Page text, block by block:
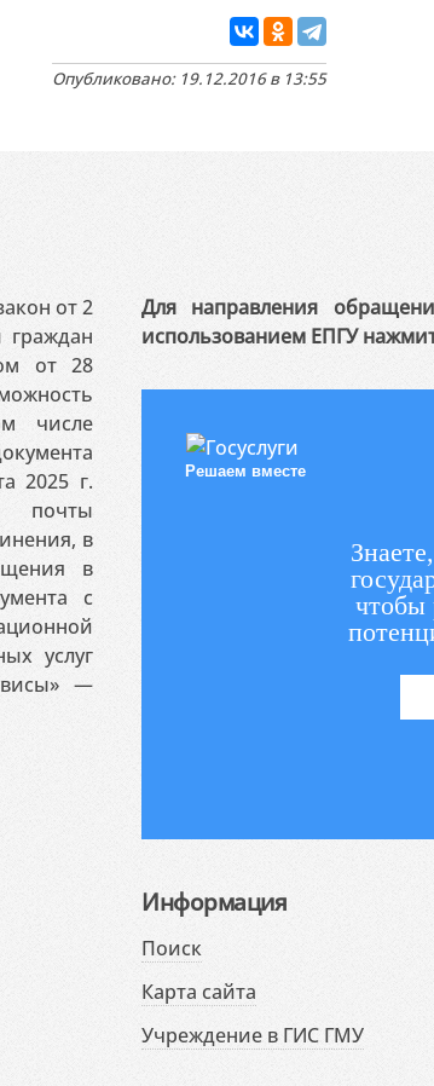
Опубликовано: 19.12.2016 в 13:55
от 2
от 28
числе
2025 г.
почты
в
в
с
услуг
—
Для направления
использованием ЕПГУ
Решаем вместе
чтобы
Информация
Поиск
Карта сайта
Учреждение в ГИС ГМУ